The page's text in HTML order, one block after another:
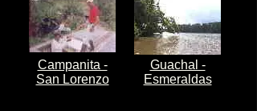
Campanita -
San Lorenzo
Guachal -
Esmeraldas